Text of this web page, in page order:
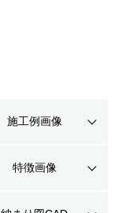
施工例画像
特徴画像